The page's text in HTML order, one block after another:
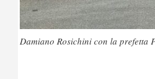
Damiano Rosichini con la prefetta